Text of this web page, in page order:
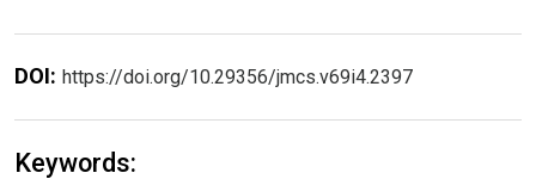
DOI: https://doi.org/10.29356/jmcs.v69i4.2397
Keywords: